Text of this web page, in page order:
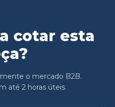
cotar esta
o mercado B2B.
até 2 horas úteis.